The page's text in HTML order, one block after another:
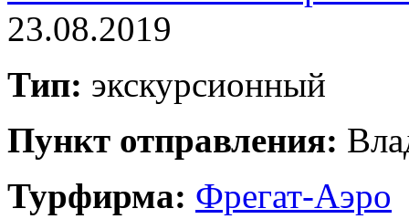
23.08.2019
Тип: экскурсионный
Пункт отправления:
Турфирма: Фрегат-Аэро